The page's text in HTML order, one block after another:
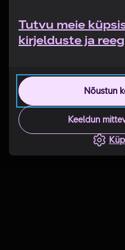
Tutvu meie
kirjelduste ja
Nõustun
Keeldun